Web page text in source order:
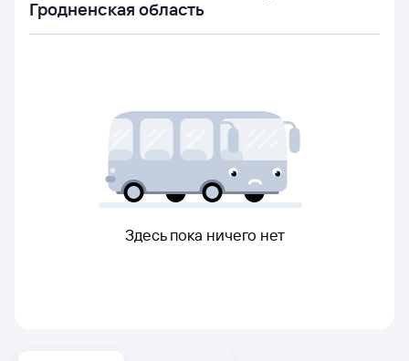
Гродненская область
Здесь пока ничего нет